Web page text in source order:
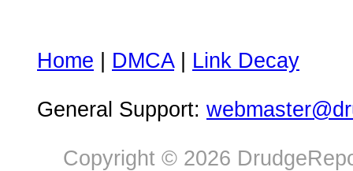
Home DMCA| Link Decay
General Support:
Copyright © 2026